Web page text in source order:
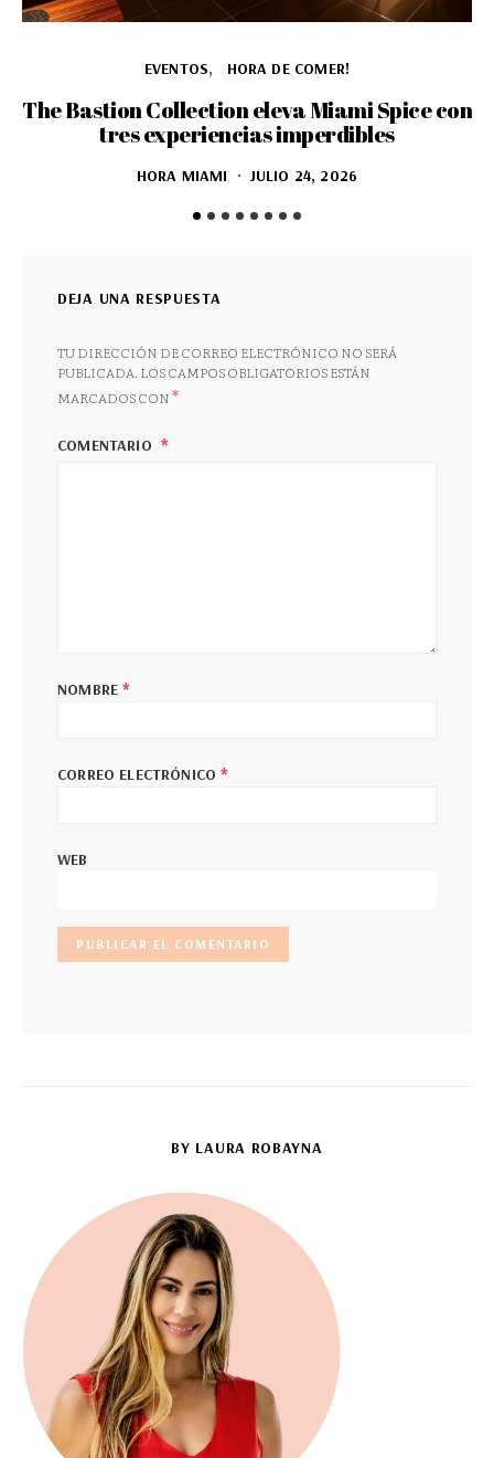
EVENTOS HORA DE COMER!
The Bastion Collection eleva Miami Spice con
tres experiencias imperdibles
HORA MIAMI JULIO 24, 2026
DEJA UNA RESPUESTA
TU DIRECCIÓN DE CORREO ELECTRÓNICO NO SERÁ
PUBLICADA. LOS CAMPOS OBLIGATORIOS ESTÁN
MARCADOS CON*
COMENTARIO
NOMBRE*
CORREO ELECTRÓNICO*
WEB
BY LAURA ROBAYNA